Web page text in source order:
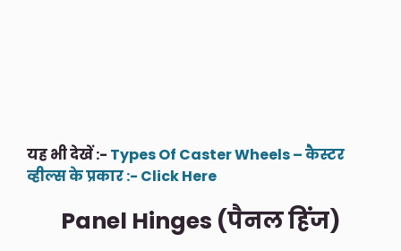
यह भी देखें :- Types Of Caster Wheels – कैस्टर
व्हील्स के प्रकार :- Click Here
Panel Hinges (पैनल हिंज)